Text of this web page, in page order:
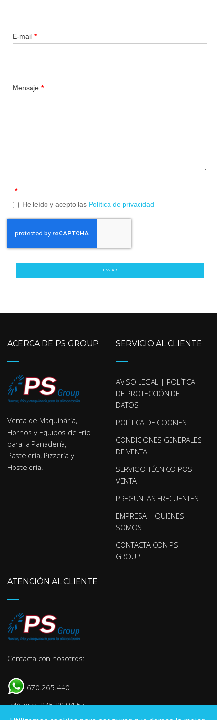
E-mail *
Mensaje *
*
He leído y acepto las Política de privacidad
ENVIAR
ACERCA DE PS GROUP
Venta de Maquinária,
Hornos y Equipos de Frío
para la Panadería,
Pastelería, Pizzería y
Hostelería.
SERVICIO AL CLIENTE
AVISO LEGAL | POLÍTICA
DE PROTECCIÓN DE
DATOS
POLÍTICA DE COOKIES
CONDICIONES GENERALES
DE VENTA
SERVICIO TÉCNICO POST-
VENTA
PREGUNTAS FRECUENTES
EMPRESA | QUIENES
SOMOS
CONTACTA CON PS
GROUP
ATENCIÓN AL CLIENTE
Contacta con nosotros:
670.265.440
Teléfono: 935 90 04 53